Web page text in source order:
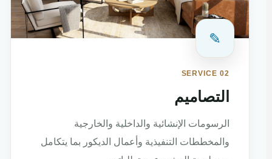
✎
SERVICE 02
التصاميم
الرسومات الإنشائية والداخلية والخارجية
والمخططات التنفيذية وأعمال الديكور بما يتكامل